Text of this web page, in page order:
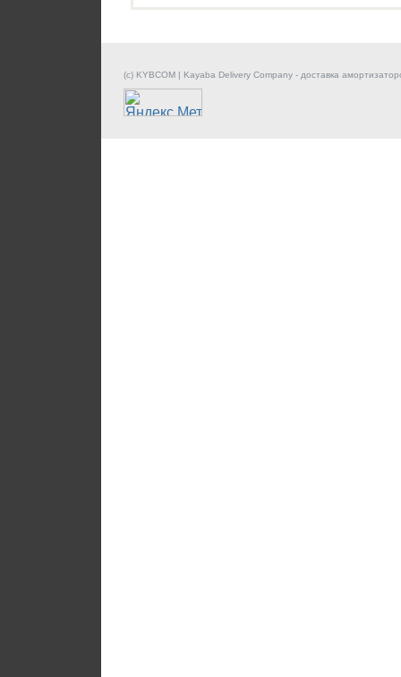
(c) KYBCOM | Kayaba Delivery Company - доставка